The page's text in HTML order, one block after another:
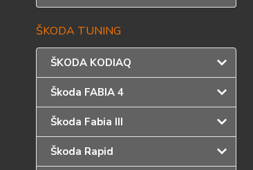
ŠKODA TUNING
ŠKODA KODIAQ
Škoda FABIA 4
Škoda Fabia III
Škoda Rapid